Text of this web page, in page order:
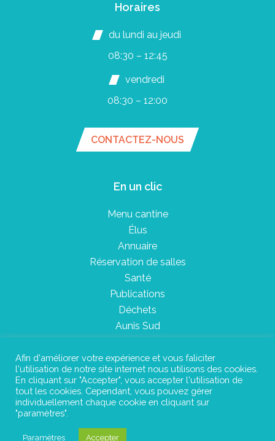
Horaires
du lundi au jeudi
08:30 – 12:45
vendredi
08:30 – 12:00
CONTACTEZ-NOUS
En un clic
Menu cantine
Élus
Annuaire
Réservation de salles
Santé
Publications
Déchets
Aunis Sud
Plan du site
Mentions légales
Afin d'améliorer votre expérience et vous faliciter
l'utilisation de notre site internet nous utilisons des cookies.
En cliquant sur "Accepter", vous accepter l'utilisation de
tout les cookies. Cependant, vous pouvez gérer
individuellement chaque cookie en cliquant sur
"paramètres".
Paramètres Accepter